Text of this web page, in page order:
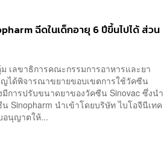
ฉีดในเด็กอายุ 6 ปีขึ้นไปได้ ส่วน
เลขาธิการคณะกรรมการอาหารและยา
ญได้พิจารณาขยายขอบเขตการใช้วัคซีน
การปรับขนาดยาของวัคซีน Sinovac ซึ่งนำ
Sinopharm นำเข้าโดยบริษัท ไบโอจีนีเทค
นุญาตให้...